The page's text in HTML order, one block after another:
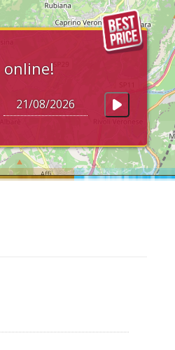
online!